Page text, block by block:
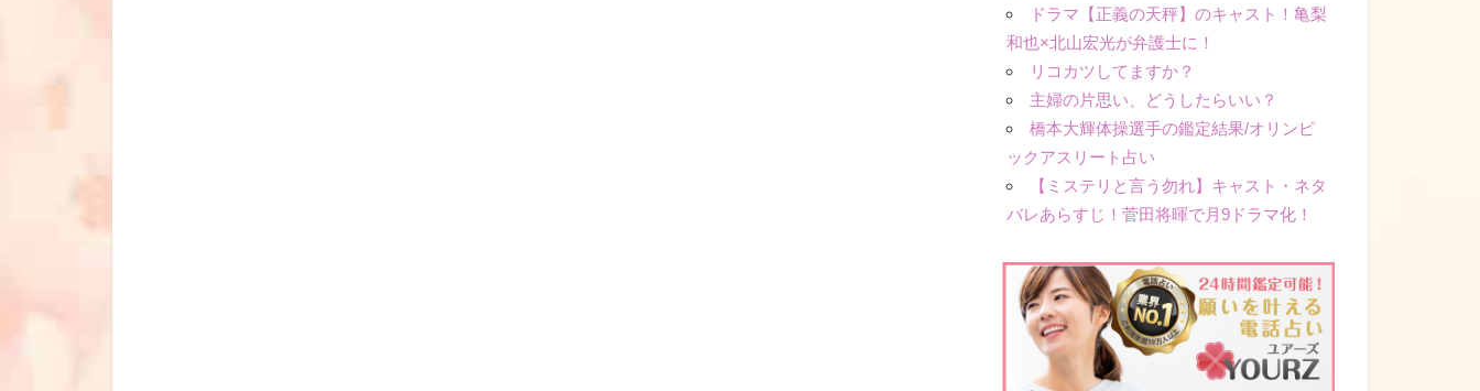
ドラマ【正義の天秤】のキャスト！亀梨
和也×北山宏光が弁護士に！
リコカツしてますか？
主婦の片思い、どうしたらいい？
橋本大輝体操選手の鑑定結果/オリンピ
ックアスリート占い
【ミステリと言う勿れ】キャスト・ネタ
バレあらすじ！菅田将暉で月9ドラマ化！